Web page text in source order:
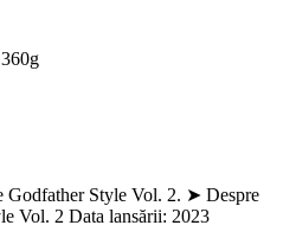
Godfather Style Vol. 2. ➤ Despre
Vol. 2 Data lansării: 2023